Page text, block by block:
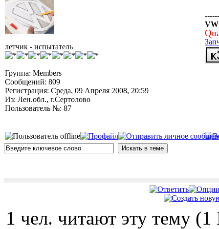
летчик - испытатель
Группа: Members
Сообщений: 809
Регистрация: Среда, 09 Апреля 2008, 20:59
Из: Лен.обл., г.Сертолово
Пользователь №: 87
VW
1 чел. читают эту тему